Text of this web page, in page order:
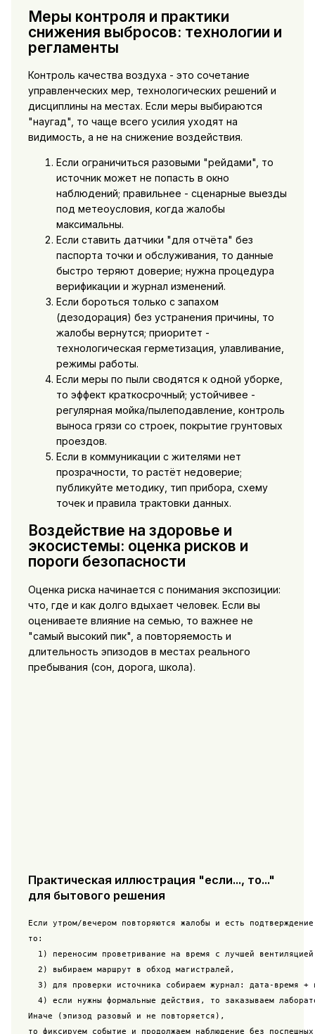
Меры контроля и практики
снижения выбросов: технологии и
регламенты
Контроль качества воздуха - это сочетание
управленческих мер, технологических решений и
дисциплины на местах. Если меры выбираются
"наугад", то чаще всего усилия уходят на
видимость, а не на снижение воздействия.
Если ограничиться разовыми "рейдами", то
источник может не попасть в окно
наблюдений; правильнее - сценарные выезды
под метеоусловия, когда жалобы
максимальны.
Если ставить датчики "для отчёта" без
паспорта точки и обслуживания, то данные
быстро теряют доверие; нужна процедура
верификации и журнал изменений.
Если бороться только с запахом
(дезодорация) без устранения причины, то
жалобы вернутся; приоритет -
технологическая герметизация, улавливание,
режимы работы.
Если меры по пыли сводятся к одной уборке,
то эффект краткосрочный; устойчивее -
регулярная мойка/пылеподавление, контроль
выноса грязи со строек, покрытие грунтовых
проездов.
Если в коммуникации с жителями нет
прозрачности, то растёт недоверие;
публикуйте методику, тип прибора, схему
точек и правила трактовки данных.
Воздействие на здоровье и
экосистемы: оценка рисков и
пороги безопасности
Оценка риска начинается с понимания экспозиции:
что, где и как долго вдыхает человек. Если вы
оцениваете влияние на семью, то важнее не
"самый высокий пик", а повторяемость и
длительность эпизодов в местах реального
пребывания (сон, дорога, школа).
Практическая иллюстрация "если..., то..."
для бытового решения
Если утром/вечером повторяются жалобы и есть
то:
1) переносим проветривание на время с лучшей
  2) выбираем маршрут в обход магистралей,
3) для проверки источника собираем журнал: дата-время +
4) если нужны формальные действия, то заказываем
Иначе (эпизод разовый и не повторяется),
то фиксируем событие и продолжаем наблюдение без